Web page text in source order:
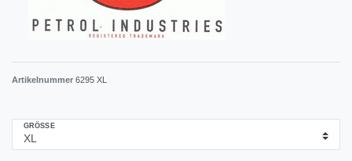
Artikelnummer 6295 XL
GRÖSSE